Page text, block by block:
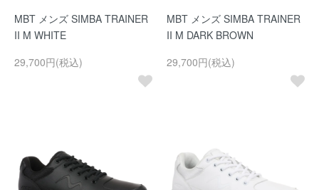
MBT メンズ SIMBA TRAINER
II M WHITE
29,700円(税込)
MBT メンズ SIMBA TRAINER
II M DARK BROWN
29,700円(税込)